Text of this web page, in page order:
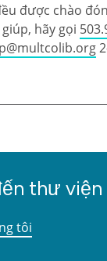
được chào
hãy gọi
thư viện
tôi